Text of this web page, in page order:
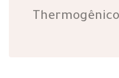
Thermogênico